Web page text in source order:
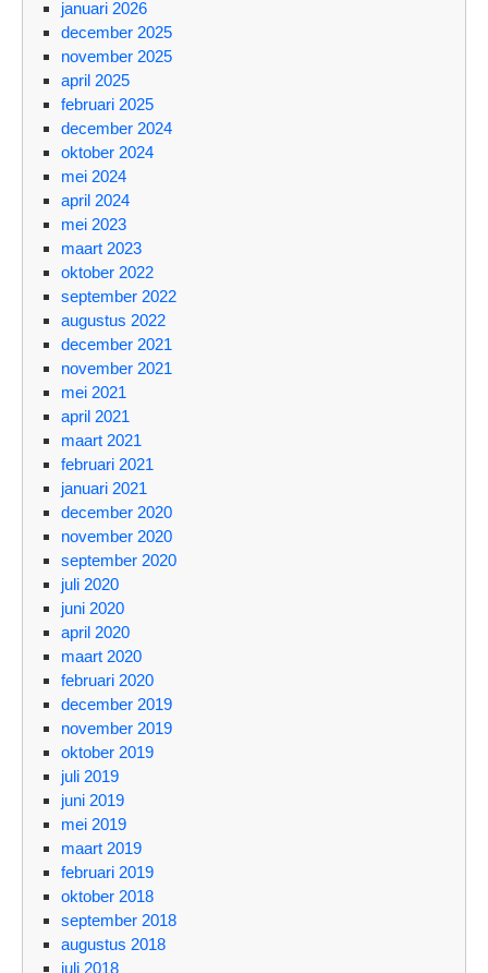
januari 2026
december 2025
november 2025
april 2025
februari 2025
december 2024
oktober 2024
mei 2024
april 2024
mei 2023
maart 2023
oktober 2022
september 2022
augustus 2022
december 2021
november 2021
mei 2021
april 2021
maart 2021
februari 2021
januari 2021
december 2020
november 2020
september 2020
juli 2020
juni 2020
april 2020
maart 2020
februari 2020
december 2019
november 2019
oktober 2019
juli 2019
juni 2019
mei 2019
maart 2019
februari 2019
oktober 2018
september 2018
augustus 2018
juli 2018